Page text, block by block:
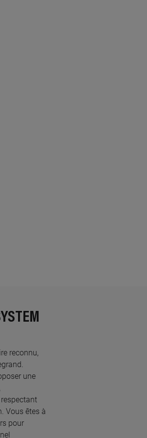
reconnu,
une
Vous êtes à
pour